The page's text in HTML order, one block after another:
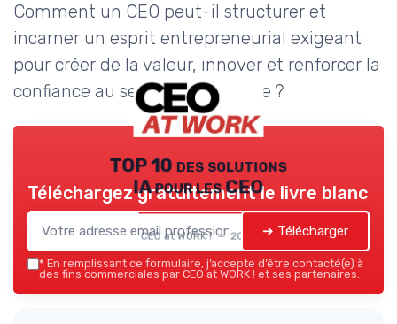
Comment un CEO peut-il structurer et
incarner un esprit entrepreneurial exigeant
pour créer de la valeur, innover et renforcer la
confiance au sein de l’entreprise ?
TOP 10 des solutions
IA pour les CEO
CEO at WORK ! — 2026
Téléchargez gratuitement le livre blanc
➔ Télécharger
* En remplissant ce formulaire, j’accepte d’être contacté(e) à
des fins commerciales par CEO at WORK ! et ses partenaires.